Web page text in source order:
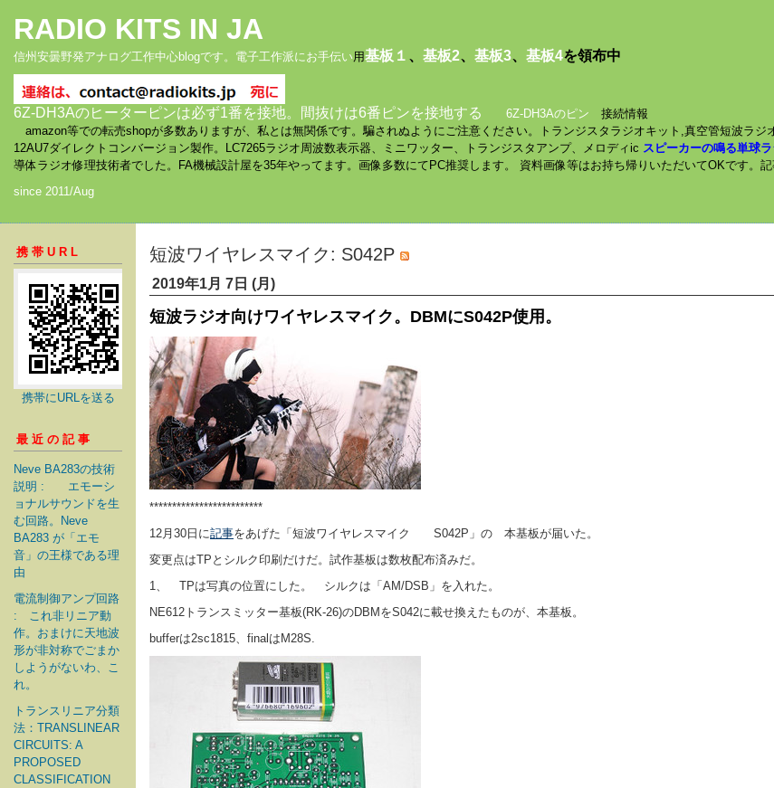
RADIO KITS IN JA
信州安曇野発アナログ工作中心blogです。電子工作派にお手伝い用基板１ 、 基板2、 基板3、 基板4を領布中
6Z-DH3Aのヒーターピンは必ず1番を接地。間抜けは6番ピンを接地する 6Z-DH3Aのピン 接続情報
amazon等での転売shopが多数ありますが、私とは無関係です。騙されぬようにご注意ください。トランジスタラジオキット,真空管短波ラジ
12AU7ダイレクトコンバージョン製作。LC7265ラジオ周波数表示器、ミニワッター、トランジスタアンプ、メロディic スピーカーの鳴る単球ラ
導体ラジオ修理技術者でした。FA機械設計屋を35年やってます。画像多数にてPC推奨します。 資料画像等はお持ち帰りいただいてOKです。記
since 2011/Aug
携帯URL
携帯にURLを送る
最近の記事
Neve BA283の技術
説明 : エモーシ
ョナルサウンドを生
む回路。Neve
BA283 が「エモ
音」の王様である理
由
電流制御アンプ回路
: これ非リニア動
作。おまけに天地波
形が非対称でごまか
しようがないわ、こ
れ。
トランスリニア分類
法：TRANSLINEAR
CIRCUITS: A
PROPOSED
CLASSIFICATION
短波ワイヤレスマイク: S042P
2019年1月 7日 (月)
短波ラジオ向けワイヤレスマイク。DBMにS042P使用。
*************************
12月30日に記事をあげた「短波ワイヤレスマイク S042P」の 本基板が届いた。
変更点はTPとシルク印刷だけだ。試作基板は数枚配布済みだ。
1、 TPは写真の位置にした。 シルクは「AM/DSB」を入れた。
NE612トランスミッター基板(RK-26)のDBMをS042に載せ換えたものが、本基板。
bufferは2sc1815、finalはM28S.